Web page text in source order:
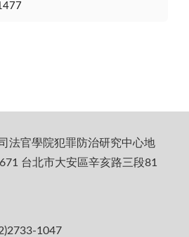
法官學院犯罪防治研究中心地
台北市大安區辛亥路三段81
1047